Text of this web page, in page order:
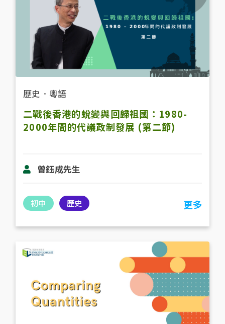
歷史 ． 粵語
二戰後香港的蛻變與回歸祖國：1980-
2000年間的代議政制發展 (第二節)
曾鈺成先生
初中 歷史 更多